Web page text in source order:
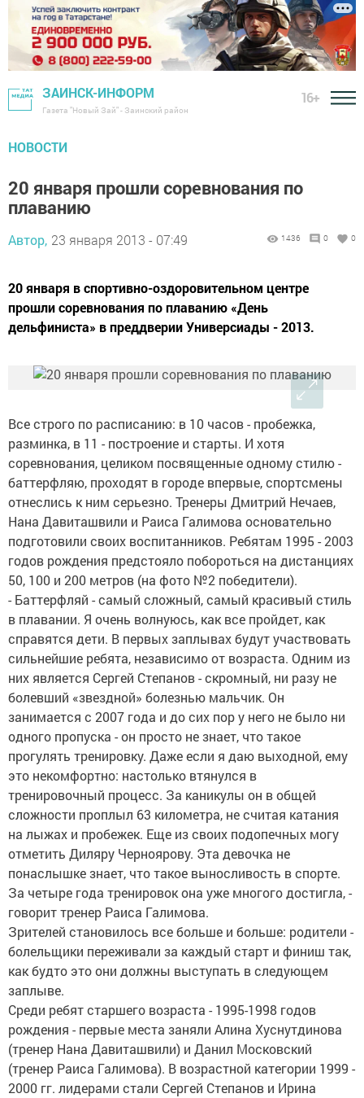
ЗАИНСК-ИНФОРМ
Газета "Новый Зай" - Заинский район
16+
НОВОСТИ
20 января прошли соревнования по
плаванию
Автор, 23 января 2013 - 07:49 1436 0 0
20 января в спортивно-оздоровительном центре
прошли соревнования по плаванию «День
дельфиниста» в преддверии Универсиады - 2013.
Все строго по расписанию: в 10 часов - пробежка,
разминка, в 11 - построение и старты. И хотя
соревнования, целиком посвященные одному стилю -
баттерфляю, проходят в городе впервые, спортсмены
отнеслись к ним серьезно. Тренеры Дмитрий Нечаев,
Нана Давиташвили и Раиса Галимова основательно
подготовили своих воспитанников. Ребятам 1995 - 2003
годов рождения предстояло побороться на дистанциях
50, 100 и 200 метров (на фото №2 победители).
- Баттерфляй - самый сложный, самый красивый стиль
в плавании. Я очень волнуюсь, как все пройдет, как
справятся дети. В первых заплывах будут участвовать
сильнейшие ребята, независимо от возраста. Одним из
них является Сергей Степанов - скромный, ни разу не
болевший «звездной» болезнью мальчик. Он
занимается с 2007 года и до сих пор у него не было ни
одного пропуска - он просто не знает, что такое
прогулять тренировку. Даже если я даю выходной, ему
это некомфортно: настолько втянулся в
тренировочный процесс. За каникулы он в общей
сложности проплыл 63 километра, не считая катания
на лыжах и пробежек. Еще из своих подопечных могу
отметить Диляру Черноярову. Эта девочка не
понаслышке знает, что такое выносливость в спорте.
За четыре года тренировок она уже многого достигла, -
говорит тренер Раиса Галимова.
Зрителей становилось все больше и больше: родители -
болельщики переживали за каждый старт и финиш так,
как будто это они должны выступать в следующем
заплыве.
Среди ребят старшего возраста - 1995-1998 годов
рождения - первые места заняли Алина Хуснутдинова
(тренер Нана Давиташвили) и Данил Московский
(тренер Раиса Галимова). В возрастной категории 1999 -
2000 гг. лидерами стали Сергей Степанов и Ирина